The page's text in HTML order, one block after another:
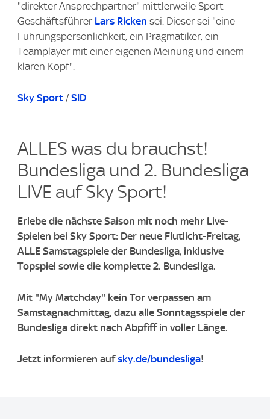
"direkter Ansprechpartner" mittlerweile Sport-
Geschäftsführer Lars Ricken sei. Dieser sei "eine
Führungspersönlichkeit, ein Pragmatiker, ein
Teamplayer mit einer eigenen Meinung und einem
klaren Kopf".
Sky Sport / SID
ALLES was du brauchst!
Bundesliga und 2. Bundesliga
LIVE auf Sky Sport!​
Erlebe die nächste Saison mit noch mehr Live-
Spielen bei Sky Sport: Der neue Flutlicht-Freitag,
ALLE Samstagspiele der Bundesliga, inklusive
Topspiel sowie die komplette 2. Bundesliga.
Mit "My Matchday" kein Tor verpassen am
Samstagnachmittag, dazu alle Sonntagsspiele der
Bundesliga direkt nach Abpfiff in voller Länge.
Jetzt informieren aufsky.de/bundesliga!